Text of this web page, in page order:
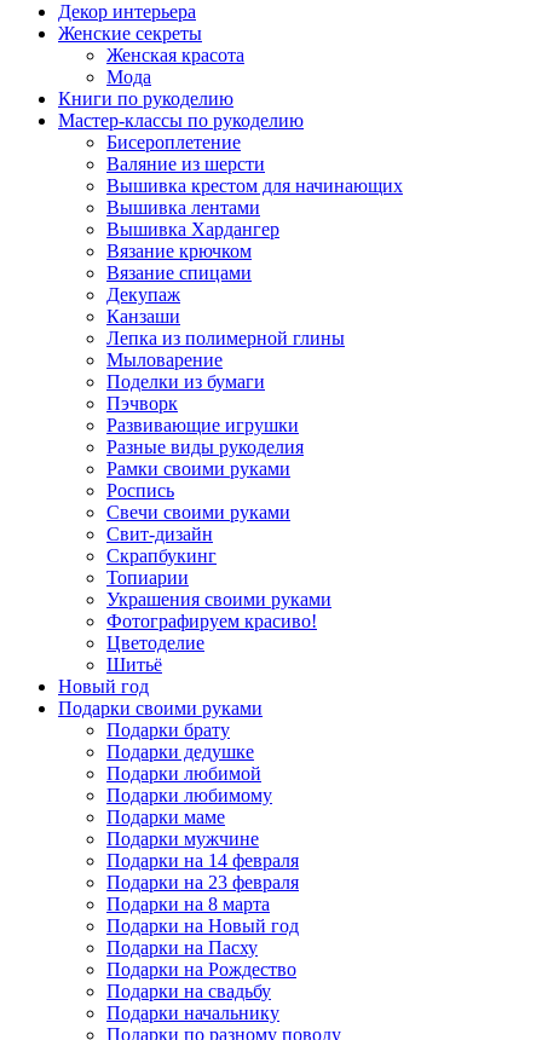
Декор интерьера
Женские секреты
Женская красота
Мода
Книги по рукоделию
Мастер-классы по рукоделию
Бисероплетение
Валяние из шерсти
Вышивка крестом для начинающих
Вышивка лентами
Вышивка Хардангер
Вязание крючком
Вязание спицами
Декупаж
Канзаши
Лепка из полимерной глины
Мыловарение
Поделки из бумаги
Пэчворк
Развивающие игрушки
Разные виды рукоделия
Рамки своими руками
Роспись
Свечи своими руками
Свит-дизайн
Скрапбукинг
Топиарии
Украшения своими руками
Фотографируем красиво!
Цветоделие
Шитьё
Новый год
Подарки своими руками
Подарки брату
Подарки дедушке
Подарки любимой
Подарки любимому
Подарки маме
Подарки мужчине
Подарки на 14 февраля
Подарки на 23 февраля
Подарки на 8 марта
Подарки на Новый год
Подарки на Пасху
Подарки на Рождество
Подарки на свадьбу
Подарки начальнику
Подарки по разному поводу